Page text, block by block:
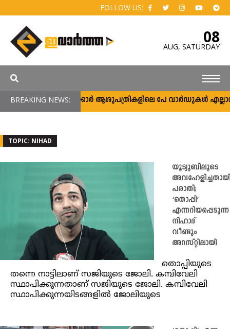
FOLLOW US:
08
AUG, SATURDAY
BREAKING NEWS:സർക്കാർ ആശുപത്രികളിലെ പേ വാർഡുകൾ
TOPIC: NIHAD
യൂട്യൂബിലൂടെ
അവഹേളിച്ചതായി
പരാതി;
‘തൊപ്പി’
എന്നറിയപ്പെടുന്ന
നിഹാദ്
വീണ്ടും
അറസ്റ്റിലായി
തൊപ്പിയുടെ
തന്നെ നാട്ടിലാണ് സജിയുടെ ജോലി. കമ്പിവേലി
സ്ഥാപിക്കുന്നതാണ് സജിയുടെ ജോലി. കമ്പിവേലി
സ്ഥാപിക്കുന്നയിടങ്ങളില്‍ ജോലിയുടെ